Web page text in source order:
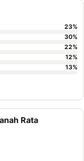
för att fullt ut
Rata
23%
30%
22%
12%
13%